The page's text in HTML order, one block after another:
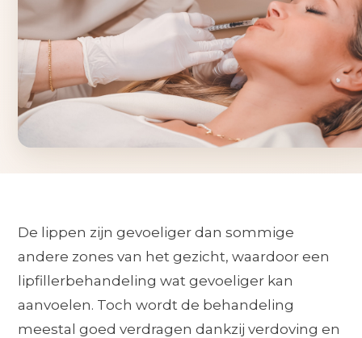
De lippen zijn gevoeliger dan sommige
andere zones van het gezicht, waardoor een
lipfillerbehandeling wat gevoeliger kan
aanvoelen. Toch wordt de behandeling
meestal goed verdragen dankzij verdoving en